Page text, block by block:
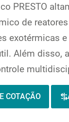
PRESTO
de
exotérmicas
Além disso,
COTAÇÃO